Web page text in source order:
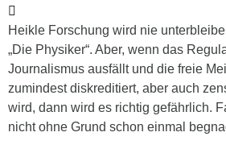
Heikle Forschung wird nie
„Die Physiker“. Aber, wenn das
Journalismus ausfällt und die freie
zumindest diskreditiert, aber auch
wird, dann wird es richtig gefährlich.
nicht ohne Grund schon einmal